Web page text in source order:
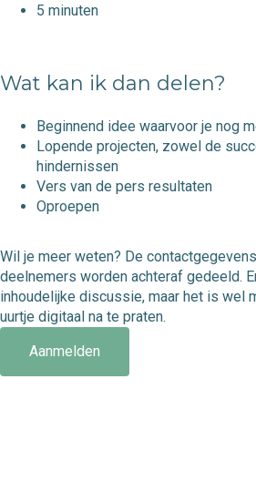
5 minuten
Wat kan ik dan delen?
Beginnend idee waarvoor je nog
Lopende projecten, zowel de
hindernissen
Vers van de pers resultaten
Oproepen
Wil je meer weten? De
deelnemers worden achteraf gedeeld.
inhoudelijke discussie, maar het is wel
uurtje digitaal na te praten.
Aanmelden